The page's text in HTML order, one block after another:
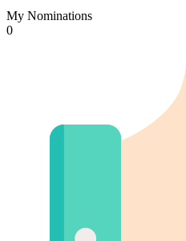
My Nominations
0